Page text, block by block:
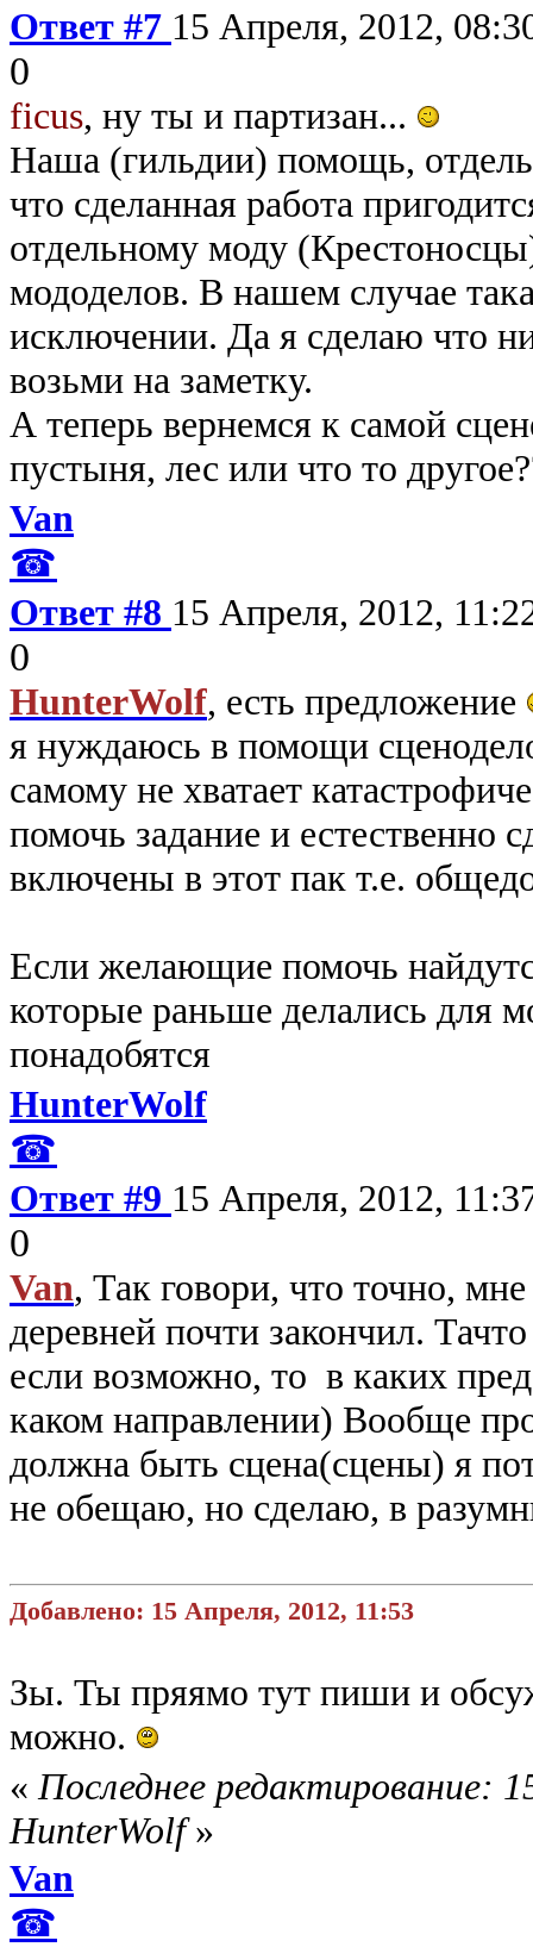
Ответ #7 15 Апреля, 2012,
0
ficus, ну ты и партизан...
Наша (гильдии) помощь,
что сделанная работа
отдельному моду
мододелов. В нашем случае
исключении. Да я сделаю что
возьми на заметку.
А теперь вернемся к самой
пустыня, лес или что то
Van
☎
Ответ #8 15 Апреля, 2012,
0
HunterWolf, есть предложение
я нуждаюсь в помощи
самому не хватает
помочь задание и естественно
включены в этот пак т.е.
Если желающие помочь
которые раньше делались для
понадобятся
HunterWolf
☎
Ответ #9 15 Апреля, 2012,
0
Van, Так говори, что точно,
деревней почти закончил.
если возможно, то в каких
каком направлении) Вообще
должна быть сцена(сцены) я
не обещаю, но сделаю, в
Добавлено: 15 Апреля, 2012, 11:53
Зы. Ты пряямо тут пиши и
можно.
« Последнее редактирование:
HunterWolf»
Van
☎